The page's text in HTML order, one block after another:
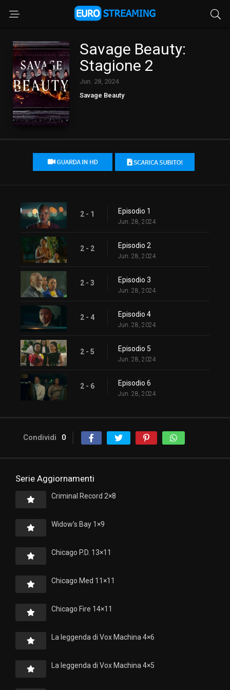
Savage Beauty:
Stagione 2
Jun. 28, 2024
Savage Beauty
2 - 1 Episodio 1
Jun. 28, 2024
2 - 2 Episodio 2
Jun. 28, 2024
2 - 3 Episodio 3
Jun. 28, 2024
2 - 4 Episodio 4
Jun. 28, 2024
2 - 5 Episodio 5
Jun. 28, 2024
2 - 6 Episodio 6
Jun. 28, 2024
Condividi 0
Serie Aggiornamenti
Criminal Record 2×8
Widow’s Bay 1×9
Chicago P.D. 13×11
Chicago Med 11×11
Chicago Fire 14×11
La leggenda di Vox Machina 4×6
La leggenda di Vox Machina 4×5